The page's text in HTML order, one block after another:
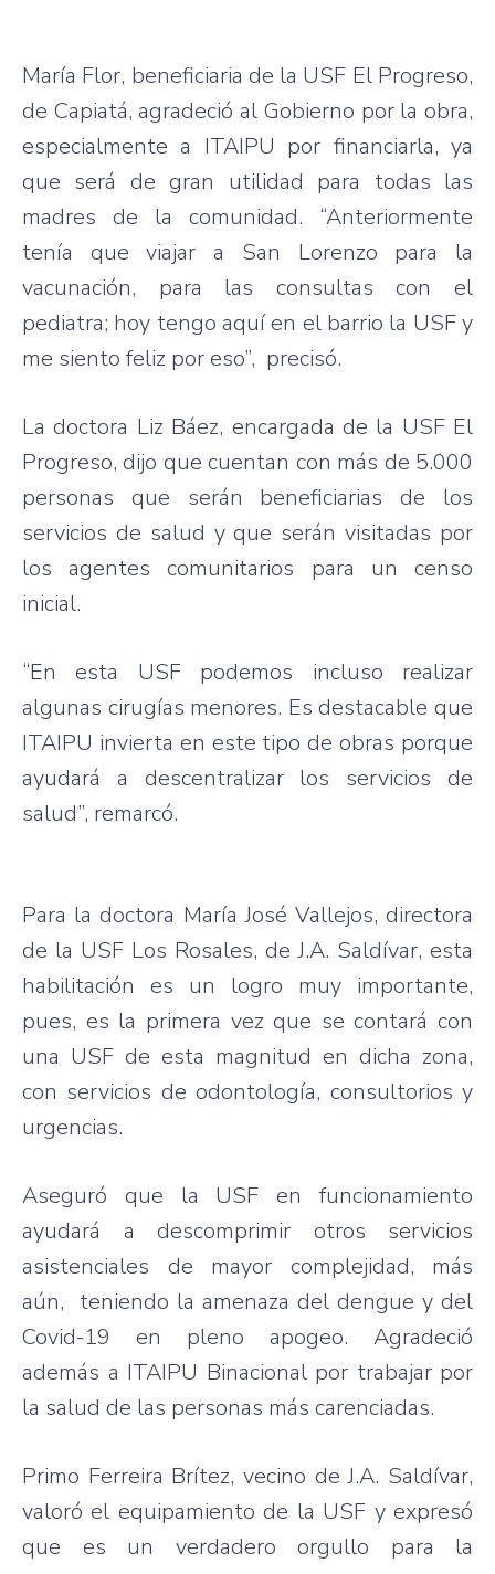
María Flor, beneficiaria de la USF El Progreso,
de Capiatá, agradeció al Gobierno por la obra,
especialmente a ITAIPU por financiarla, ya
que será de gran utilidad para todas las
madres de la comunidad. “Anteriormente
tenía que viajar a San Lorenzo para la
vacunación, para las consultas con el
pediatra; hoy tengo aquí en el barrio la USF y
me siento feliz por eso”, precisó.
La doctora Liz Báez, encargada de la USF El
Progreso, dijo que cuentan con más de 5.000
personas que serán beneficiarias de los
servicios de salud y que serán visitadas por
los agentes comunitarios para un censo
inicial.
“En esta USF podemos incluso realizar
algunas cirugías menores. Es destacable que
ITAIPU invierta en este tipo de obras porque
ayudará a descentralizar los servicios de
salud”, remarcó.
Para la doctora María José Vallejos, directora
de la USF Los Rosales, de J.A. Saldívar, esta
habilitación es un logro muy importante,
pues, es la primera vez que se contará con
una USF de esta magnitud en dicha zona,
con servicios de odontología, consultorios y
urgencias.
Aseguró que la USF en funcionamiento
ayudará a descomprimir otros servicios
asistenciales de mayor complejidad, más
aún, teniendo la amenaza del dengue y del
Covid-19 en pleno apogeo. Agradeció
además a ITAIPU Binacional por trabajar por
la salud de las personas más carenciadas.
Primo Ferreira Brítez, vecino de J.A. Saldívar,
valoró el equipamiento de la USF y expresó
que es un verdadero orgullo para la